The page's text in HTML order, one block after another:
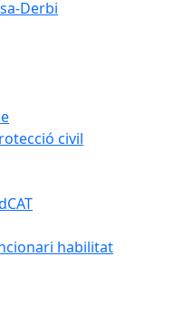
Derbi
civil
habilitat